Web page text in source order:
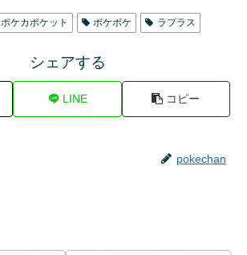
ポケカポケット ポケポケ ラプラス
シェアする
LINE コピー
pokechan